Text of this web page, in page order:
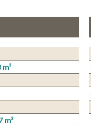
m²
m²